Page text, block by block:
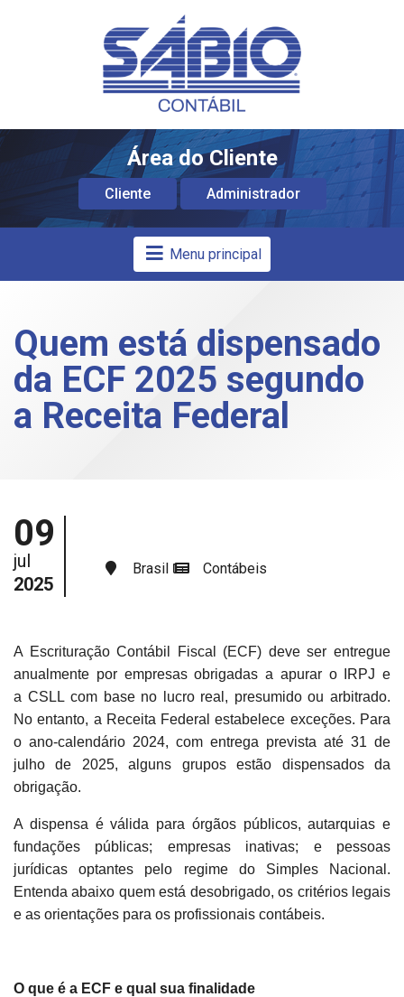
Área do Cliente
Cliente Administrador
Menu principal
Quem está dispensado
da ECF 2025 segundo
a Receita Federal
09
jul
2025
Brasil Contábeis
A Escrituração Contábil Fiscal (ECF) deve ser entregue
anualmente por empresas obrigadas a apurar o IRPJ e
a CSLL com base no lucro real, presumido ou arbitrado.
No entanto, a Receita Federal estabelece exceções. Para
o ano-calendário 2024, com entrega prevista até 31 de
julho de 2025, alguns grupos estão dispensados da
obrigação.
A dispensa é válida para órgãos públicos, autarquias e
fundações públicas; empresas inativas; e pessoas
jurídicas optantes pelo regime do Simples Nacional.
Entenda abaixo quem está desobrigado, os critérios legais
e as orientações para os profissionais contábeis.
O que é a ECF e qual sua finalidade